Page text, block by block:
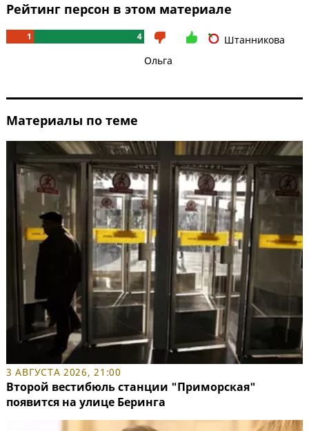
Рейтинг персон в этом материале
1 4
Штанникова
Ольга
Материалы по теме
3 АВГУСТА 2026, 21:00
Второй вестибюль станции "Приморская"
появится на улице Беринга